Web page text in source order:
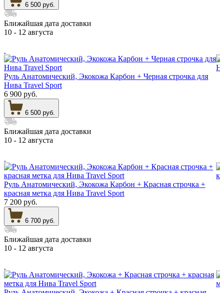
6 500 руб.
Ближайшая дата доставки
10 - 12 августа
Руль Анатомический, Экокожа Карбон + Черная строчка для
Нива Travel Sport
6 900 руб.
6 500 руб.
Ближайшая дата доставки
10 - 12 августа
Руль Анатомический, Экокожа Карбон + Красная строчка +
красная метка для Нива Travel Sport
7 200 руб.
6 700 руб.
Ближайшая дата доставки
10 - 12 августа